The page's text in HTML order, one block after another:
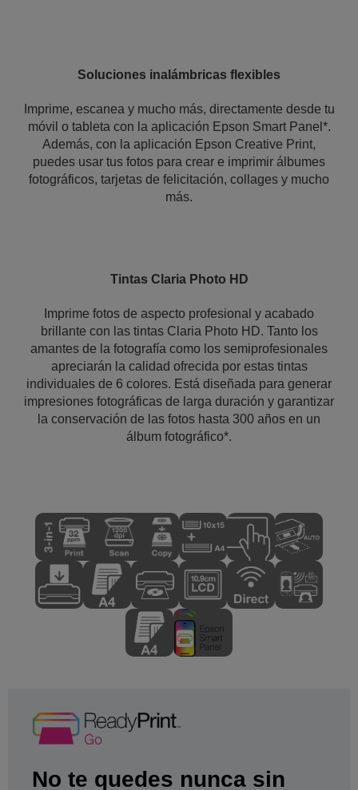
Soluciones inalámbricas flexibles
Imprime, escanea y mucho más, directamente desde tu
móvil o tableta con la aplicación Epson Smart Panel*.
Además, con la aplicación Epson Creative Print,
puedes usar tus fotos para crear e imprimir álbumes
fotográficos, tarjetas de felicitación, collages y mucho
más.
Tintas Claria Photo HD
Imprime fotos de aspecto profesional y acabado
brillante con las tintas Claria Photo HD. Tanto los
amantes de la fotografía como los semiprofesionales
apreciarán la calidad ofrecida por estas tintas
individuales de 6 colores. Está diseñada para generar
impresiones fotográficas de larga duración y garantizar
la conservación de las fotos hasta 300 años en un
álbum fotográfico*.
No te quedes nunca sin